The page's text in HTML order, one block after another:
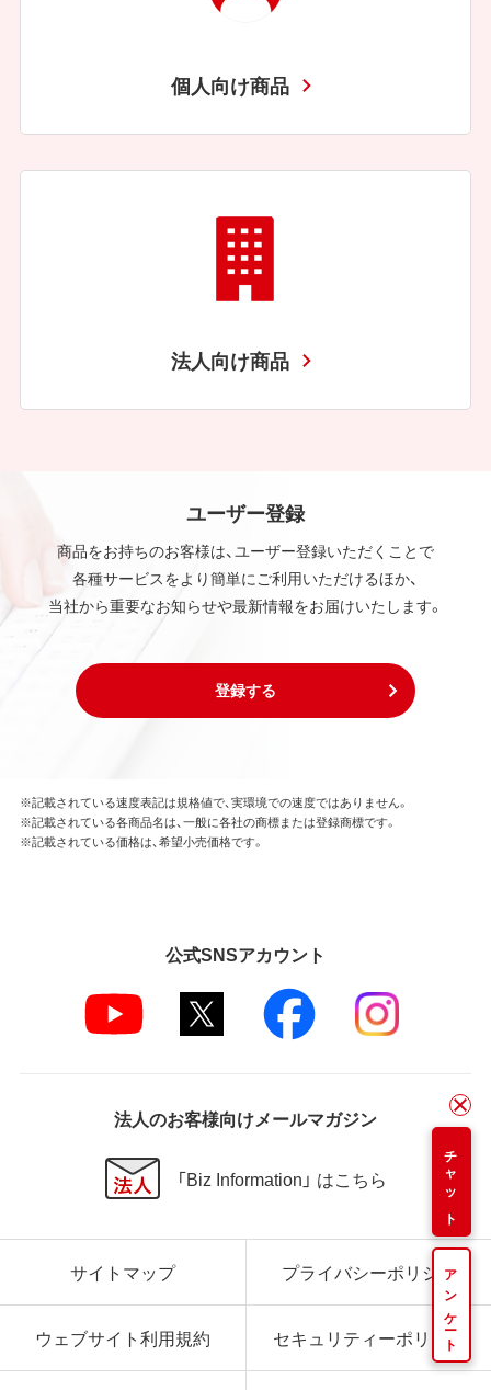
個人向け商品
法人向け商品
ユーザー登録
商品をお持ちのお客様は、ユーザー登録いただくことで
各種サービスをより簡単にご利用いただけるほか、
当社から重要なお知らせや最新情報をお届けいたします。
登録する
チャット
アンケート
※記載されている速度表記は規格値で、実環境での速度ではありません。
※記載されている各商品名は、一般に各社の商標または登録商標です。
※記載されている価格は、希望小売価格です。
公式SNSアカウント
法人のお客様向けメールマガジン
「Biz Information」 はこちら
サイトマップ プライバシーポリシー
ウェブサイト利用規約 セキュリティーポリシー